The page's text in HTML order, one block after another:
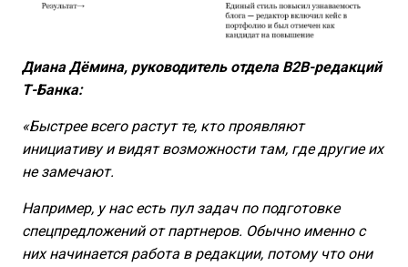
Диана Дёмина, руководитель отдела B2B-редакций
Т-Банка:
«Быстрее всего растут те, кто проявляют
инициативу и видят возможности там, где другие их
не замечают.
Например, у нас есть пул задач по подготовке
спецпредложений от партнеров. Обычно именно с
них начинается работа в редакции, потому что они